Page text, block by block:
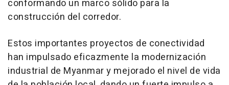
conformando un marco sólido para la
construcción del corredor.
Estos importantes proyectos de conectividad
han impulsado eficazmente la modernización
industrial de Myanmar y mejorado el nivel de vida